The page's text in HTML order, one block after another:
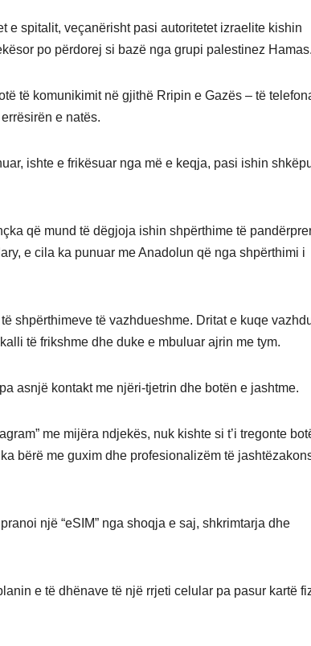
e spitalit, veçanërisht pasi autoritetet izraelite kishin
po përdorej si bazë nga grupi palestinez Hamas.
të komunikimit në gjithë Rripin e Gazës – të
e natës.
ishte e frikësuar nga më e keqja, pasi ishin
që mund të dëgjoja ishin shpërthime të
e cila ka punuar me Anadolun që nga shpërthimi i
shpërthimeve të vazhdueshme. Dritat e kuqe
të frikshme dhe duke e mbuluar ajrin me tym.
asnjë kontakt me njëri-tjetrin dhe botën e jashtme.
me mijëra ndjekës, nuk kishte si t’i tregonte
bërë me guxim dhe profesionalizëm të
një “eSIM” nga shoqja e saj, shkrimtarja dhe
e të dhënave të një rrjeti celular pa pasur kartë